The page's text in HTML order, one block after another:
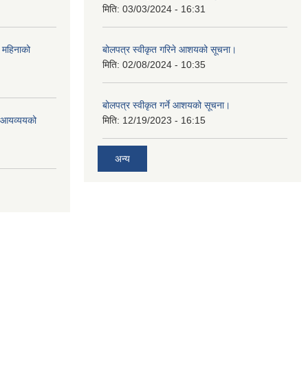
आयव्ययको
मिति: 03/03/2024 - 16:31
बोलपत्र स्वीकृत गरिने आशयको सूचना।
मिति: 02/08/2024 - 10:35
बोलपत्र स्वीकृत गर्ने आशयको सूचना।
मिति: 12/19/2023 - 16:15
अन्य